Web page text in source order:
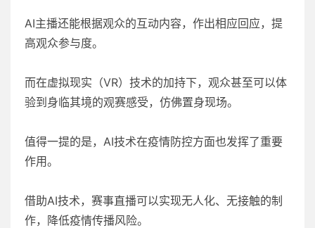
AI主播还能根据观众的互动内容，作出相应回应，提
高观众参与度。
而在虚拟现实（VR）技术的加持下，观众甚至可以体
验到身临其境的观赛感受，仿佛置身现场。
值得一提的是，AI技术在疫情防控方面也发挥了重要
作用。
借助AI技术，赛事直播可以实现无人化、无接触的制
作，降低疫情传播风险。